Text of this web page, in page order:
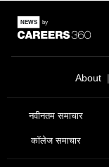
About
नवीनतम समाचार
कॉलेज समाचार